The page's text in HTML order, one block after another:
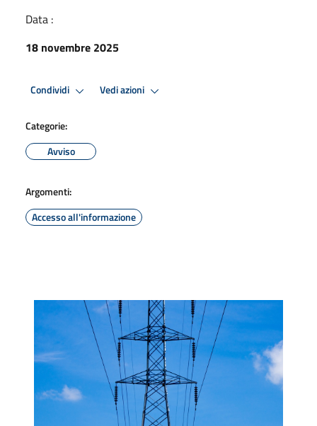
Data :
18 novembre 2025
Condividi Vedi azioni
Categorie:
Avviso
Argomenti:
Accesso all'informazione